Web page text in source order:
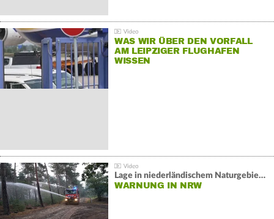
WAS WIR ÜBER DEN VORFALL
AM LEIPZIGER FLUGHAFEN
WISSEN
Lage in niederländischem Naturgebiet stabil
WARNUNG IN NRW